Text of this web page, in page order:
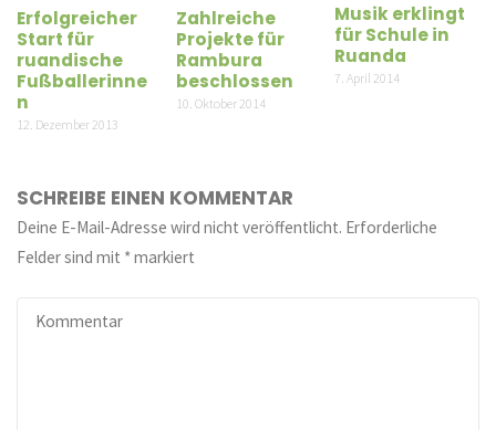
Erfolgreicher
Start für
ruandische
Fußballerinne
n
12. Dezember 2013
Zahlreiche
Projekte für
Rambura
beschlossen
10. Oktober 2014
Musik erklingt
für Schule in
Ruanda
7. April 2014
SCHREIBE EINEN KOMMENTAR
Deine E-Mail-Adresse wird nicht veröffentlicht. Erforderliche
Felder sind mit *markiert